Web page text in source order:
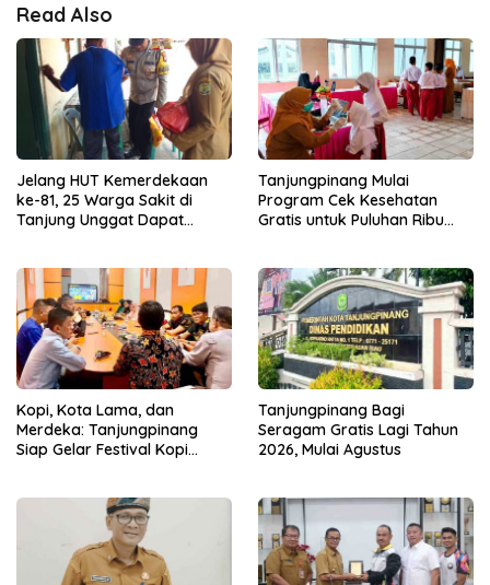
Read Also
Jelang HUT Kemerdekaan
ke-81, 25 Warga Sakit di
Tanjung Unggat Dapat
Tanjungpinang Mulai
Program Cek Kesehatan
Gratis untuk Puluhan Ribu
Kopi, Kota Lama, dan
Merdeka: Tanjungpinang
Siap Gelar Festival Kopi
Tanjungpinang Bagi
Seragam Gratis Lagi Tahun
2026, Mulai Agustus